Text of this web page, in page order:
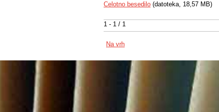
1 - 1 / 1
Celotno besedilo (datoteka, 18,57 MB)
Na vrh